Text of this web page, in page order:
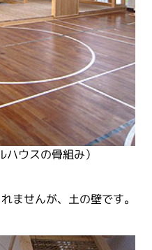
ハウスの骨組み）
ませんが、土の壁です。